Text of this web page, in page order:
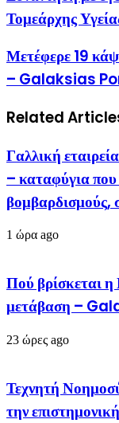
Τομεάρχης
Μετέφερε 19
– Galaksias
Related
Γαλλική
– καταφύγια που
βομβαρδισμούς,
1 ώρα ago
Πού βρίσκεται η
μετάβαση –
23 ώρες ago
Τεχνητή
την